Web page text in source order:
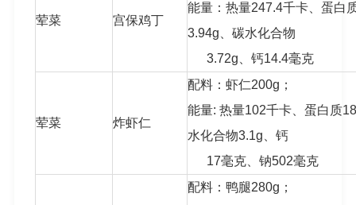
荤菜 宫保鸡丁
能量：热量247.4千卡、蛋白
3.94g、碳水化合物
3.72g、钙14.4毫克
荤菜 炸虾仁
配料：虾仁200g；
能量: 热量102千卡、蛋白质
水化合物3.1g、钙
17毫克、钠502毫克
配料：鸭腿280g；